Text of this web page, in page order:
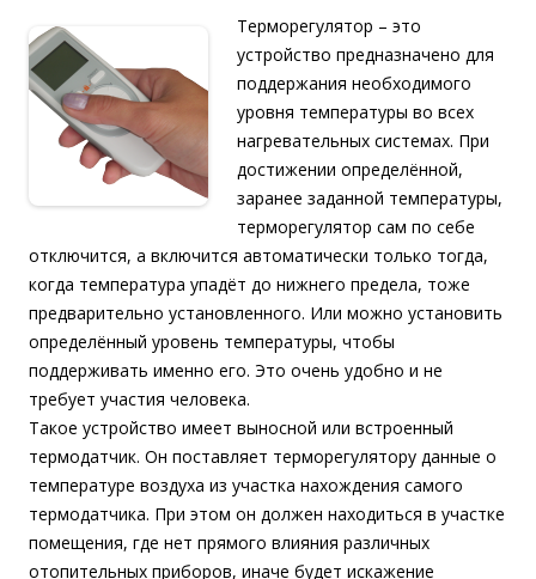
Терморегулятор – это
устройство предназначено для
поддержания необходимого
уровня температуры во всех
нагревательных системах. При
достижении определённой,
заранее заданной температуры,
терморегулятор сам по себе
отключится, а включится автоматически только тогда,
когда температура упадёт до нижнего предела, тоже
предварительно установленного. Или можно установить
определённый уровень температуры, чтобы
поддерживать именно его. Это очень удобно и не
требует участия человека.
Такое устройство имеет выносной или встроенный
термодатчик. Он поставляет терморегулятору данные о
температуре воздуха из участка нахождения самого
термодатчика. При этом он должен находиться в участке
помещения, где нет прямого влияния различных
отопительных приборов, иначе будет искажение